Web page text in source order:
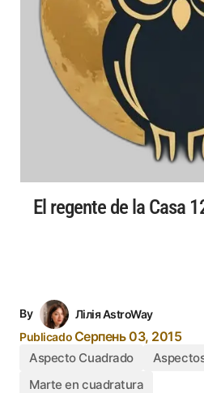
El regente de la Casa
By
Лілія AstroWay
PublicadoСерпень 03, 2015
Aspecto Cuadrado
Marte en cuadratura